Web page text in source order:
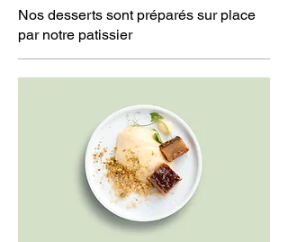
Nos desserts sont préparés sur place
par notre patissier